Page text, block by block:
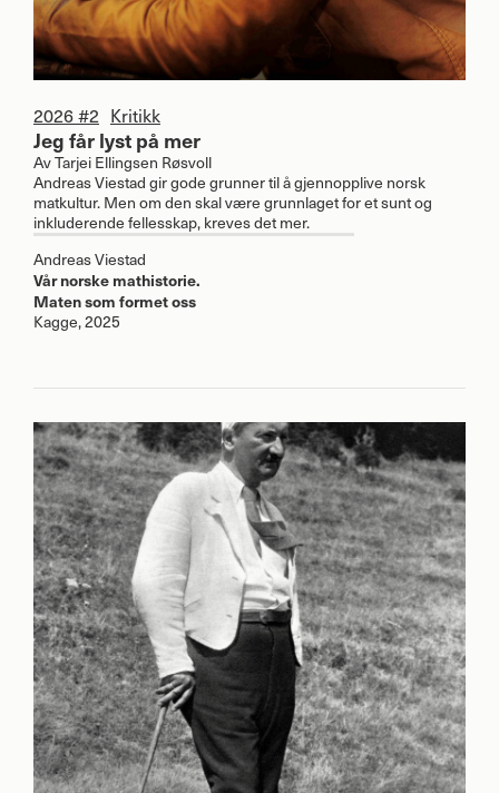
2026 #2 Kritikk
Jeg får lyst på mer
AvTarjei Ellingsen Røsvoll
Andreas Viestad gir gode grunner til å gjennopplive norsk
matkultur. Men om den skal være grunnlaget for et sunt og
inkluderende fellesskap, kreves det mer.
Andreas Viestad
Vår norske mathistorie.
Maten som formet oss
Kagge, 2025